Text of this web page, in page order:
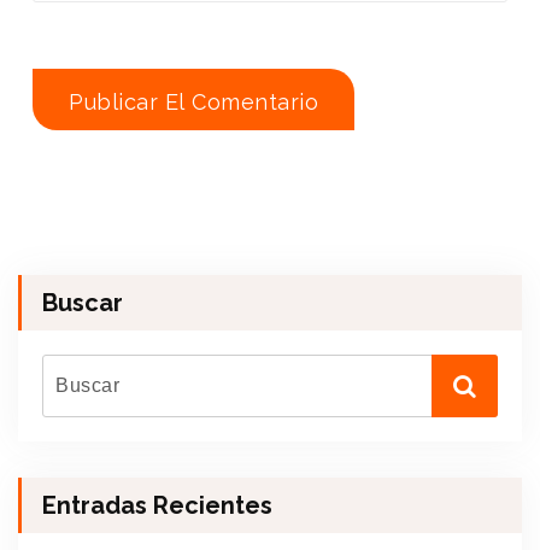
Buscar
Entradas Recientes